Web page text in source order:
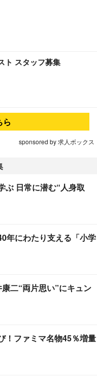
ト スタッフ募集
ら
sponsored by 求人ボックス
ぶ 日常に潜む“人身取
年にわたり支える「小学
二“両片思い”にキュン
！ファミマ名物45％増量